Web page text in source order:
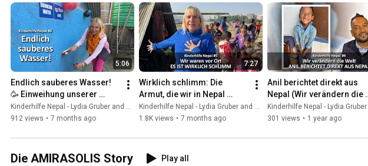
auf meiner Homepage L3.or.at Danke für deine Unterstützung! Lydia Gruber Bitte überweise
deinen Spendenbetrag mittels kostenfreier SEPA Überweisung auf: Konto: RB Spendenkonto
Nepal IBAN: DE32 1001 1001 2210 2786 80 Verwendungszweck: Spende Schulprojekt Nepal
Kontoinhaber: Reinhard Bergmann, 3231 St. Margarethen an der Sierning, Österreich
5:06
Endlich sauberes Wasser!
🥳 Einweihung unserer
Wasserfilter-Anlage in
Nepal! (Kinderhilfe Nepal
Kinderhilfe Nepal - Lydia Gruber and Amirasolis - Lydia Gruber
912 views • 7 months ago
7:27
Wirklich schlimm: Die
Armut, die wir in Nepal
sehen mussten! 😥
(Kindehilfe Nepal #5 -
Kinderhilfe Nepal - Lydia Gruber and Amirasolis - Lydia Gruber
1.8K views • 7 months ago
Anil berichtet direkt aus
Nepal (Wir verändern die
Welt - Kindehilfe Nepal #4 -
23.5.25)
Kinderhilfe Nepal - Lydia Gruber
301 views • 1 year ago
Die AMIRASOLIS Story
Play all